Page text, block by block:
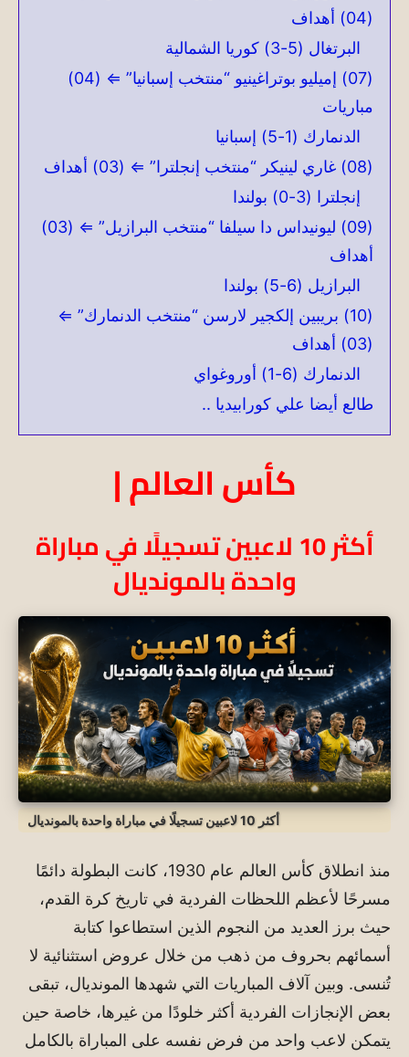
(04) أهداف
البرتغال (5-3) كوريا الشمالية
(07) إميليو بوتراغينيو “منتخب إسبانيا” ⇐ (04)
مباريات
الدنمارك (1-5) إسبانيا
(08) غاري لينيكر “منتخب إنجلترا” ⇐ (03) أهداف
إنجلترا (3-0) بولندا
(09) ليونيداس دا سيلفا “منتخب البرازيل” ⇐ (03)
أهداف
البرازيل (6-5) بولندا
(10) بريبين إلكجير لارسن “منتخب الدنمارك” ⇐
(03) أهداف
الدنمارك (6-1) أوروغواي
طالع أيضا علي كورابيديا ..
كأس العالم |
أكثر 10 لاعبين تسجيلًا في مباراة
واحدة بالمونديال
أكثر 10 لاعبين تسجيلًا في مباراة واحدة بالمونديال
منذ انطلاق كأس العالم
عام 1930، كانت البطولة دائمًا
مسرحًا لأعظم اللحظات الفردية في تاريخ كرة القدم،
حيث برز العديد من النجوم الذين استطاعوا كتابة
أسمائهم بحروف من ذهب من خلال عروض استثنائية لا
تُنسى. وبين آلاف المباريات التي شهدها المونديال، تبقى
بعض الإنجازات الفردية أكثر خلودًا من غيرها، خاصة حين
يتمكن لاعب واحد من فرض نفسه على المباراة بالكامل